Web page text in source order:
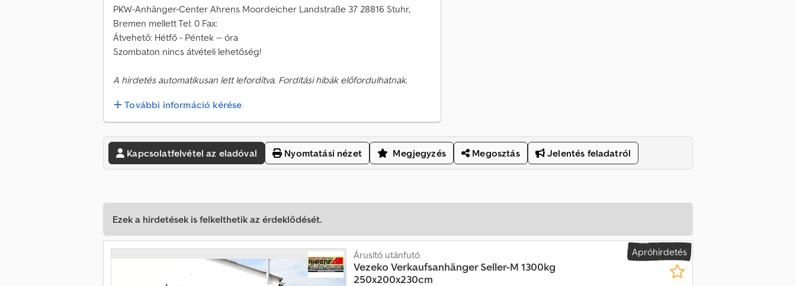
PKW-Anhänger-Center Ahrens Moordeicher Landstraße 37 28816 Stuhr,
Bremen mellett Tel: 0 Fax:
Átvehető: Hétfő - Péntek -- óra
Szombaton nincs átvételi lehetőség!
A hirdetés automatikusan lett lefordítva. Fordítási hibák előfordulhatnak.
További információ kérése
Kapcsolatfelvétel az eladóval Nyomtatási nézet Megjegyzés Megosztás Jelentés feladatról
Ezek a hirdetések is felkelthetik az érdeklődését.
Apróhirdetés
Árusító utánfutó
VezekoVerkaufsanhänger Seller-M 1300kg
250x200x230cm